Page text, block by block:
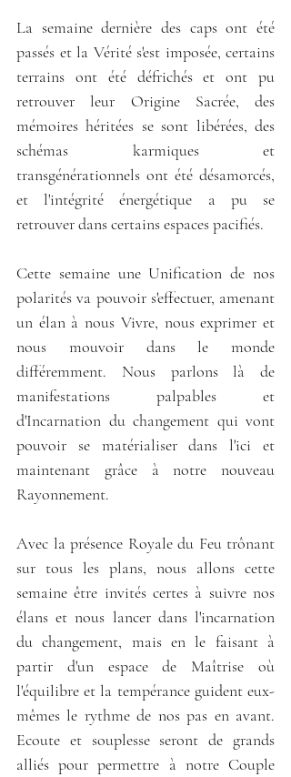
La semaine dernière des caps ont été
passés et la Vérité s'est imposée, certains
terrains ont été défrichés et ont pu
retrouver leur Origine Sacrée, des
mémoires héritées se sont libérées, des
schémas karmiques et
transgénérationnels ont été désamorcés,
et l'intégrité énergétique a pu se
retrouver dans certains espaces pacifiés.
Cette semaine une Unification de nos
polarités va pouvoir s'effectuer, amenant
un élan à nous Vivre, nous exprimer et
nous mouvoir dans le monde
différemment. Nous parlons là de
manifestations palpables et
d'Incarnation du changement qui vont
pouvoir se matérialiser dans l'ici et
maintenant grâce à notre nouveau
Rayonnement.
Avec la présence Royale du Feu trônant
sur tous les plans, nous allons cette
semaine être invités certes à suivre nos
élans et nous lancer dans l'incarnation
du changement, mais en le faisant à
partir d'un espace de Maîtrise où
l'équilibre et la tempérance guident eux-
mêmes le rythme de nos pas en avant.
Ecoute et souplesse seront de grands
alliés pour permettre à notre Couple